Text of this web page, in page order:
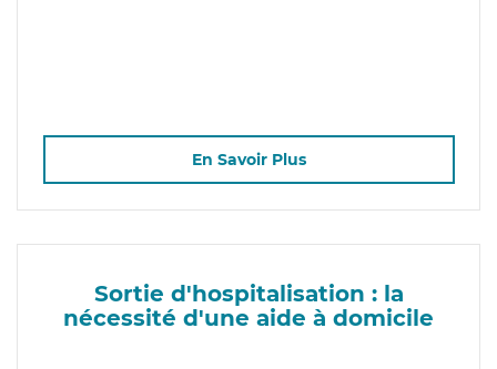
En Savoir Plus
Sortie d'hospitalisation : la
nécessité d'une aide à domicile